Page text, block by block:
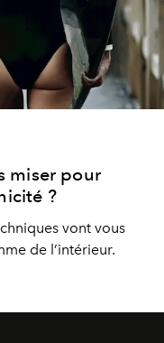
miser pour
?
vont vous
de l’intérieur.